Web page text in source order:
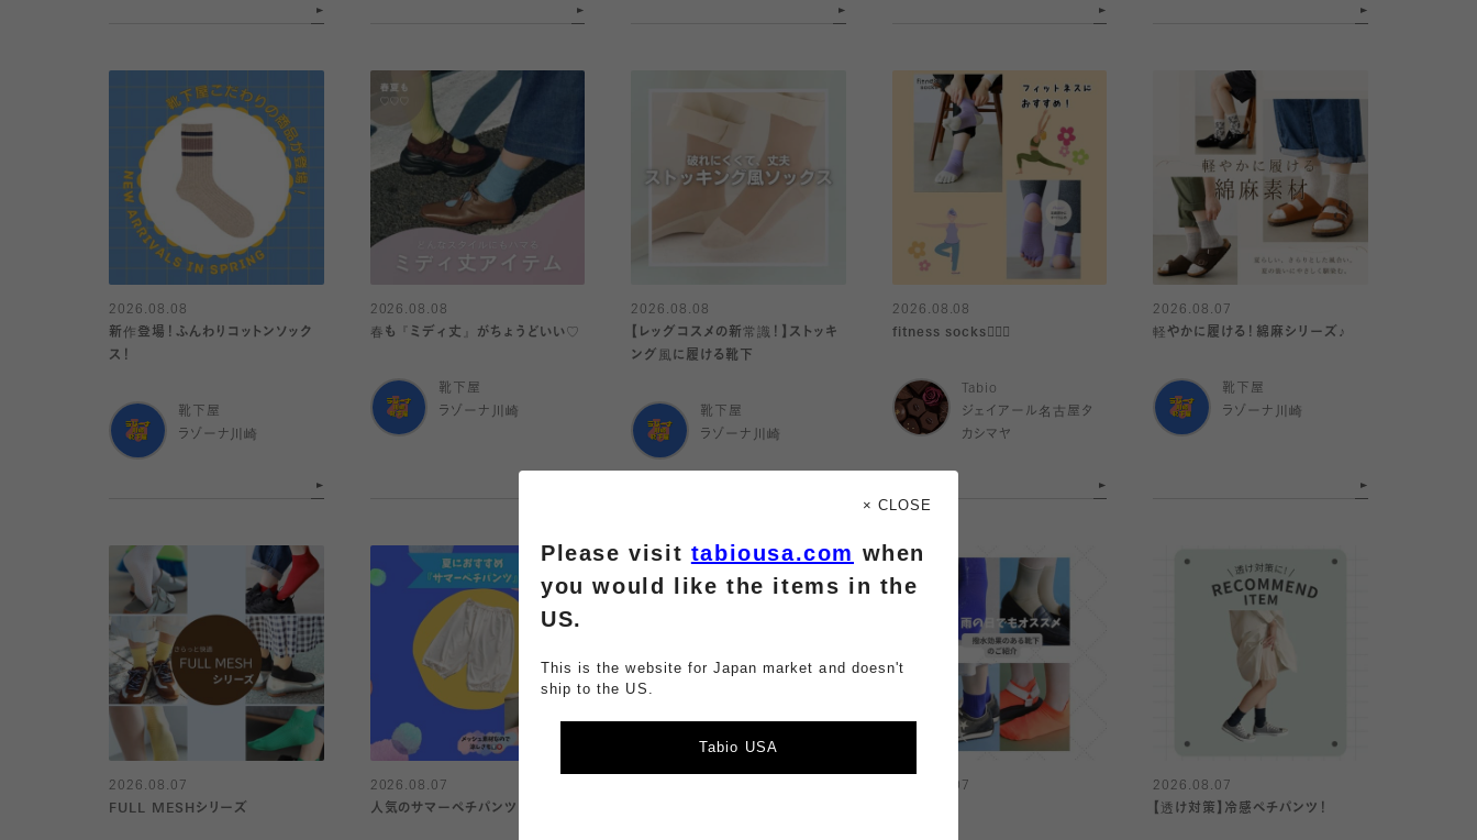
2026.08.08
新作登場！ふんわりコットンソック
ス！
靴下屋
ラゾーナ川崎
2026.08.08
春も『ミディ丈』がちょうどいい♡
靴下屋
ラゾーナ川崎
2026.08.08
【レッグコスメの新常識！】ストッキ
ング風に履ける靴下
靴下屋
ラゾーナ川崎
2026.08.08
fitness socks🧘🏻‍♀️
Tabio
ジェイアール名古屋タ
カシマヤ
2026.08.07
軽やかに履ける！綿麻シリーズ♪
靴下屋
ラゾーナ川崎
2026.08.07
FULL MESHシリーズ
2026.08.07
人気のサマーペチパンツ！！
2026.08.07
2026.08.07
【透け対策】冷感ペチパンツ！
× CLOSE
Please visit tabiousa.com when
you would like the items in the
US.
This is the website for Japan market and doesn't
ship to the US.
Tabio USA